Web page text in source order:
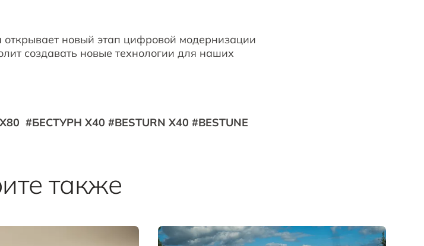
новый этап цифровой модернизации
создавать новые технологии для наших
#БЕСТУРН Х40 #BESTURN X40 #BESTUNE
также